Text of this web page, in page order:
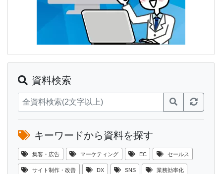
資料検索
キーワードから資料を探す
集客・広告 マーケティング EC セールス
サイト制作・改善 DX SNS 業務効率化